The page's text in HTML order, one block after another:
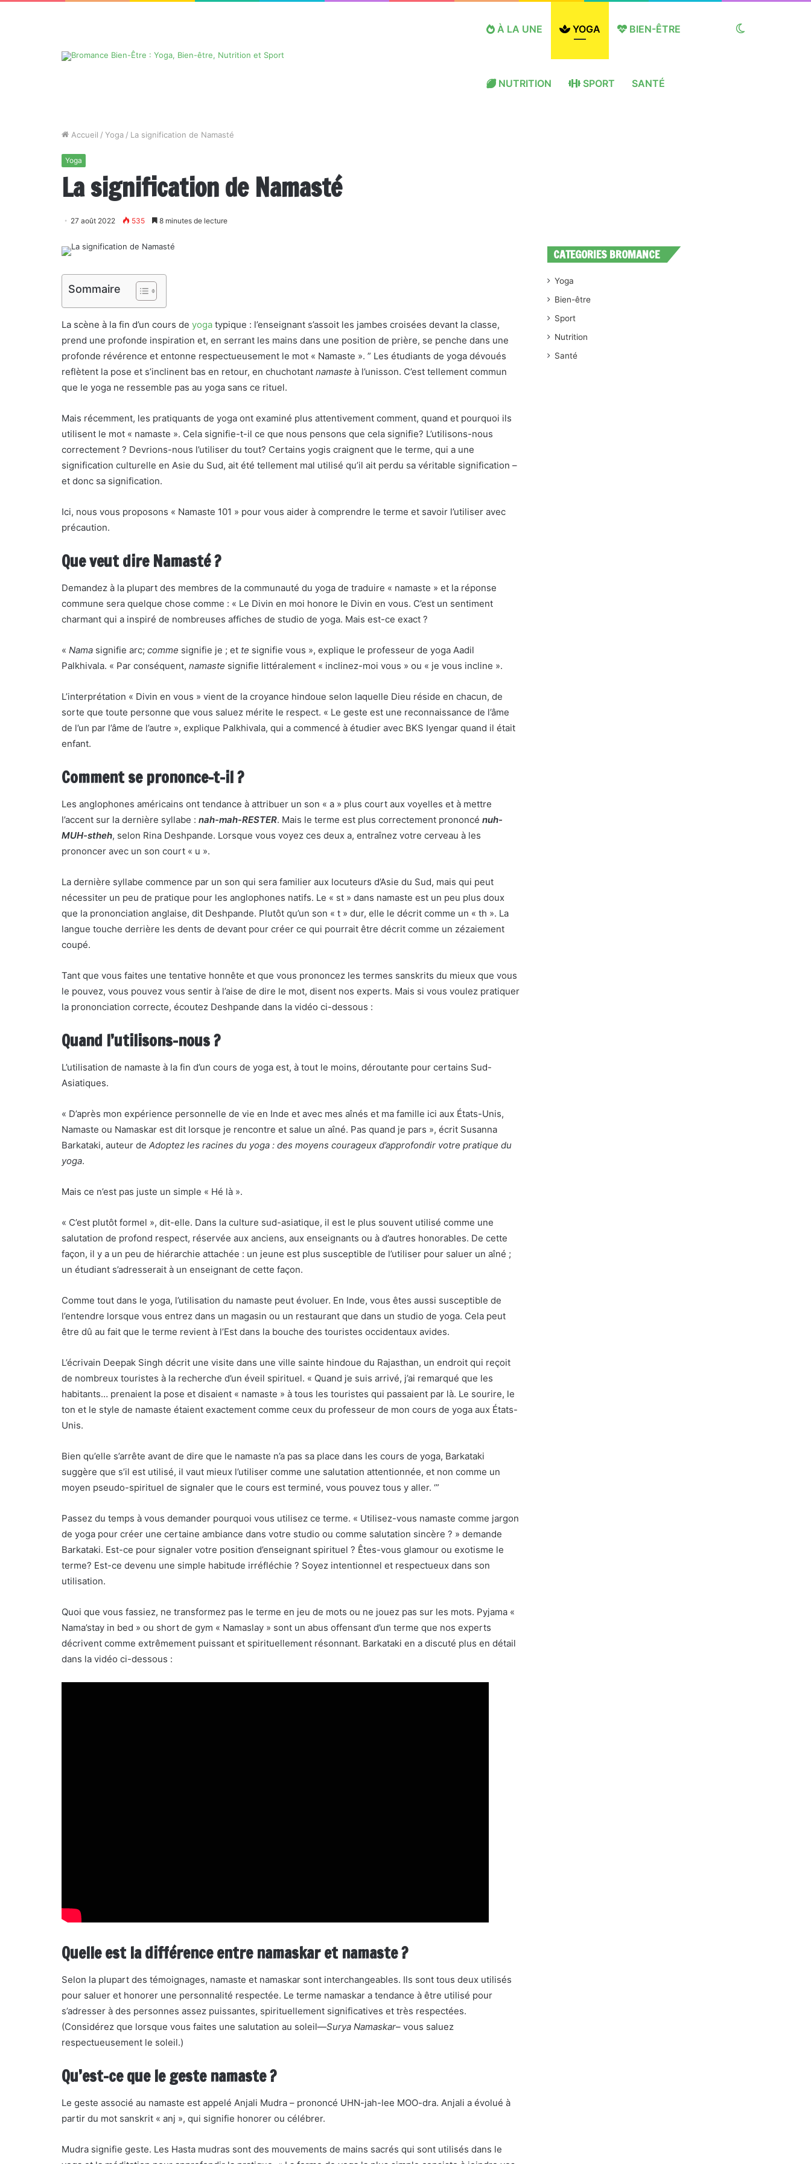
À LA UNE YOGA BIEN-ÊTRE
NUTRITION SPORT SANTÉ
Accueil / Yoga / La signification de Namasté
Yoga
La signification de Namasté
27 août 2022 535 8 minutes de lecture
Sommaire
La scène à la fin d’un cours de yoga typique : l’enseignant s’assoit les jambes croisées devant la classe,
prend une profonde inspiration et, en serrant les mains dans une position de prière, se penche dans une
profonde révérence et entonne respectueusement le mot « Namaste ». ” Les étudiants de yoga dévoués
reflètent la pose et s’inclinent bas en retour, en chuchotant namaste à l’unisson. C’est tellement commun
que le yoga ne ressemble pas au yoga sans ce rituel.
Mais récemment, les pratiquants de yoga ont examiné plus attentivement comment, quand et pourquoi ils
utilisent le mot « namaste ». Cela signifie-t-il ce que nous pensons que cela signifie? L’utilisons-nous
correctement ? Devrions-nous l’utiliser du tout? Certains yogis craignent que le terme, qui a une
signification culturelle en Asie du Sud, ait été tellement mal utilisé qu’il ait perdu sa véritable signification –
et donc sa signification.
Ici, nous vous proposons « Namaste 101 » pour vous aider à comprendre le terme et savoir l’utiliser avec
précaution.
Que veut dire Namasté ?
Demandez à la plupart des membres de la communauté du yoga de traduire « namaste » et la réponse
commune sera quelque chose comme : « Le Divin en moi honore le Divin en vous. C’est un sentiment
charmant qui a inspiré de nombreuses affiches de studio de yoga. Mais est-ce exact ?
« Nama signifie arc; comme signifie je ; et te signifie vous », explique le professeur de yoga Aadil
Palkhivala. « Par conséquent, namaste signifie littéralement « inclinez-moi vous » ou « je vous incline ».
L’interprétation « Divin en vous » vient de la croyance hindoue selon laquelle Dieu réside en chacun, de
sorte que toute personne que vous saluez mérite le respect. « Le geste est une reconnaissance de l’âme
de l’un par l’âme de l’autre », explique Palkhivala, qui a commencé à étudier avec BKS Iyengar quand il était
enfant.
Comment se prononce-t-il ?
Les anglophones américains ont tendance à attribuer un son « a » plus court aux voyelles et à mettre
l’accent sur la dernière syllabe : nah-mah-RESTER. Mais le terme est plus correctement prononcé nuh-
MUH-stheh, selon Rina Deshpande. Lorsque vous voyez ces deux a, entraînez votre cerveau à les
prononcer avec un son court « u ».
La dernière syllabe commence par un son qui sera familier aux locuteurs d’Asie du Sud, mais qui peut
nécessiter un peu de pratique pour les anglophones natifs. Le « st » dans namaste est un peu plus doux
que la prononciation anglaise, dit Deshpande. Plutôt qu’un son « t » dur, elle le décrit comme un « th ». La
langue touche derrière les dents de devant pour créer ce qui pourrait être décrit comme un zézaiement
coupé.
Tant que vous faites une tentative honnête et que vous prononcez les termes sanskrits du mieux que vous
le pouvez, vous pouvez vous sentir à l’aise de dire le mot, disent nos experts. Mais si vous voulez pratiquer
la prononciation correcte, écoutez Deshpande dans la vidéo ci-dessous :
Quand l’utilisons-nous ?
L’utilisation de namaste à la fin d’un cours de yoga est, à tout le moins, déroutante pour certains Sud-
Asiatiques.
« D’après mon expérience personnelle de vie en Inde et avec mes aînés et ma famille ici aux États-Unis,
Namaste ou Namaskar est dit lorsque je rencontre et salue un aîné. Pas quand je pars », écrit Susanna
Barkataki, auteur de Adoptez les racines du yoga : des moyens courageux d’approfondir votre pratique du
yoga.
Mais ce n’est pas juste un simple « Hé là ».
« C’est plutôt formel », dit-elle. Dans la culture sud-asiatique, il est le plus souvent utilisé comme une
salutation de profond respect, réservée aux anciens, aux enseignants ou à d’autres honorables. De cette
façon, il y a un peu de hiérarchie attachée : un jeune est plus susceptible de l’utiliser pour saluer un aîné ;
un étudiant s’adresserait à un enseignant de cette façon.
Comme tout dans le yoga, l’utilisation du namaste peut évoluer. En Inde, vous êtes aussi susceptible de
l’entendre lorsque vous entrez dans un magasin ou un restaurant que dans un studio de yoga. Cela peut
être dû au fait que le terme revient à l’Est dans la bouche des touristes occidentaux avides.
L’écrivain Deepak Singh décrit une visite dans une ville sainte hindoue du Rajasthan, un endroit qui reçoit
de nombreux touristes à la recherche d’un éveil spirituel. « Quand je suis arrivé, j’ai remarqué que les
habitants… prenaient la pose et disaient « namaste » à tous les touristes qui passaient par là. Le sourire, le
ton et le style de namaste étaient exactement comme ceux du professeur de mon cours de yoga aux États-
Unis.
Bien qu’elle s’arrête avant de dire que le namaste n’a pas sa place dans les cours de yoga, Barkataki
suggère que s’il est utilisé, il vaut mieux l’utiliser comme une salutation attentionnée, et non comme un
moyen pseudo-spirituel de signaler que le cours est terminé, vous pouvez tous y aller. ‘”
Passez du temps à vous demander pourquoi vous utilisez ce terme. « Utilisez-vous namaste comme jargon
de yoga pour créer une certaine ambiance dans votre studio ou comme salutation sincère ? » demande
Barkataki. Est-ce pour signaler votre position d’enseignant spirituel ? Êtes-vous glamour ou exotisme le
terme? Est-ce devenu une simple habitude irréfléchie ? Soyez intentionnel et respectueux dans son
utilisation.
Quoi que vous fassiez, ne transformez pas le terme en jeu de mots ou ne jouez pas sur les mots. Pyjama «
Nama’stay in bed » ou short de gym « Namaslay » sont un abus offensant d’un terme que nos experts
décrivent comme extrêmement puissant et spirituellement résonnant. Barkataki en a discuté plus en détail
dans la vidéo ci-dessous :
Quelle est la différence entre namaskar et namaste ?
Selon la plupart des témoignages, namaste et namaskar sont interchangeables. Ils sont tous deux utilisés
pour saluer et honorer une personnalité respectée. Le terme namaskar a tendance à être utilisé pour
s’adresser à des personnes assez puissantes, spirituellement significatives et très respectées.
(Considérez que lorsque vous faites une salutation au soleil—Surya Namaskar– vous saluez
respectueusement le soleil.)
Qu’est-ce que le geste namaste ?
Le geste associé au namaste est appelé Anjali Mudra – prononcé UHN-jah-lee MOO-dra. Anjali a évolué à
partir du mot sanskrit « anj », qui signifie honorer ou célébrer.
Mudra signifie geste. Les Hasta mudras sont des mouvements de mains sacrés qui sont utilisés dans le
CATEGORIES BROMANCE
Yoga
Bien-être
Sport
Nutrition
Santé